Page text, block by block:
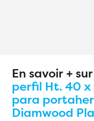
En savoir + sur
perfil Ht. 40 x
para
Diamwood